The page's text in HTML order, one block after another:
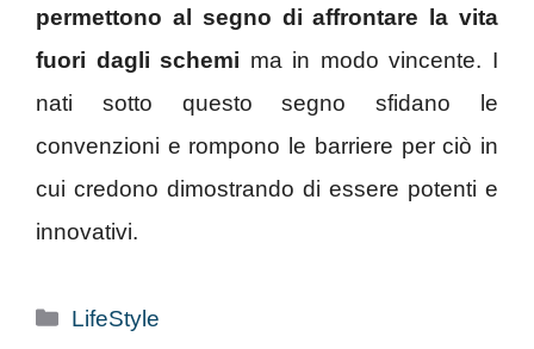
permettono al segno di affrontare la vita
fuori dagli schemi ma in modo vincente. I
nati sotto questo segno sfidano le
convenzioni e rompono le barriere per ciò in
cui credono dimostrando di essere potenti e
innovativi.
Categorie
LifeStyle